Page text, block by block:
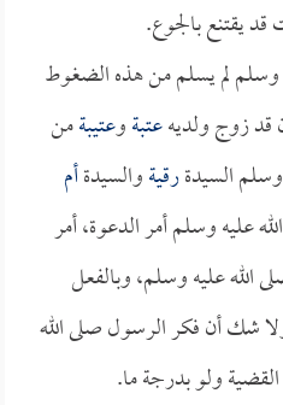
قد يقتنع بالجوع.
وسلم لم يسلم من هذه الضغوط
قد زوج ولديهعتبةوعتيبةمن
السيدةرقيةوالسيدةأم
عليه وسلم أمر الدعوة، أمر
الله عليه وسلم، وبالفعل
شك أن فكر الرسول صلى الله
ولو بدرجة ما.